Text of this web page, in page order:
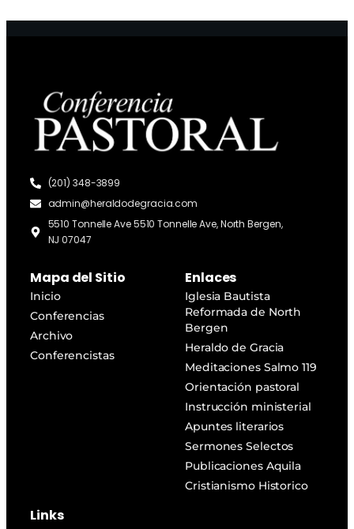
(201) 348-3899
admin@heraldodegracia.com
5510 Tonnelle Ave 5510 Tonnelle Ave, North Bergen,
NJ 07047
Mapa del Sitio
Inicio
Conferencias
Archivo
Conferencistas
Enlaces
Iglesia Bautista
Reformada de North
Bergen
Heraldo de Gracia
Meditaciones Salmo 119
Orientación pastoral
Instrucción ministerial
Apuntes literarios
Sermones Selectos
Publicaciones Aquila
Cristianismo Historico
Links